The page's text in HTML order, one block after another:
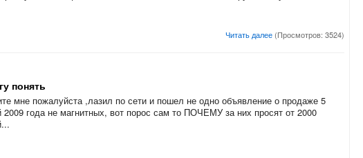
Читать далее (Просмотров: 3524)
понять
мне пожалуйста ,лазил по сети и пошел не одно объявление о продаже 5
2009 года не магнитных, вот порос сам то ПОЧЕМУ за них просят от 2000